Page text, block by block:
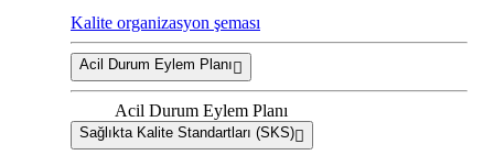
Kalite organizasyon şeması
Acil Durum Eylem Planı
Acil Durum Eylem Planı
Sağlıkta Kalite Standartları (SKS)